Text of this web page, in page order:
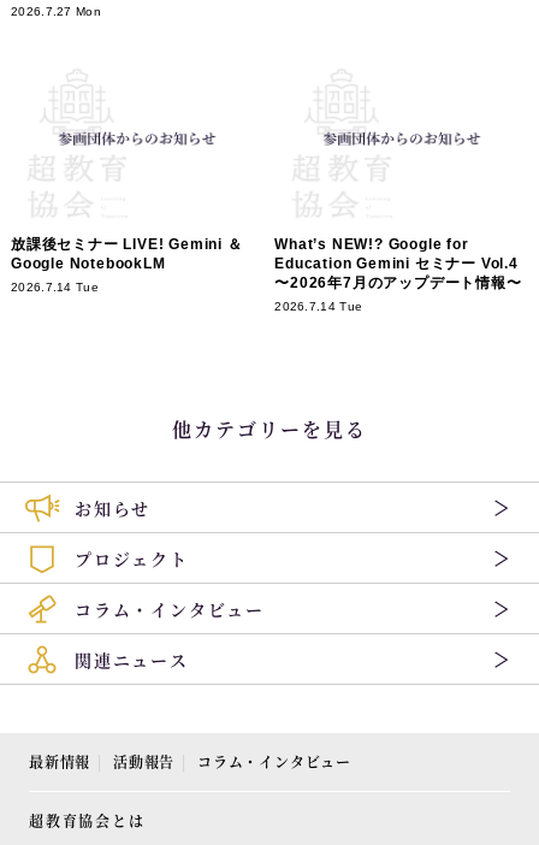
2026.7.27 Mon
放課後セミナー LIVE! Gemini ＆
Google NotebookLM
2026.7.14 Tue
What’s NEW!? Google for
Education Gemini セミナー Vol.4
〜2026年7月のアップデート情報〜
2026.7.14 Tue
他カテゴリーを見る
お知らせ
プロジェクト
コラム・インタビュー
関連ニュース
最新情報 活動報告 コラム・インタビュー
超教育協会とは